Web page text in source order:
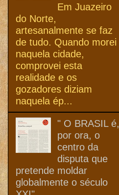
Em Juazeiro
do Norte,
artesanalmente se faz
de tudo. Quando morei
naquela cidade,
comprovei esta
realidade e os
gozadores diziam
naquela ép...
" O BRASIL é,
por ora, o
centro da
disputa que
pretende moldar
globalmente o século